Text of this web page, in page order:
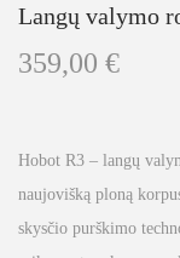
Langų valymo
359,00 €
Hobot R3 – langų
naujovišką ploną
skysčio purškimo